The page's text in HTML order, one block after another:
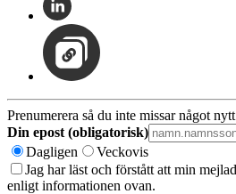
Prenumerera så du inte missar något
Din epost (obligatorisk)
Dagligen
Veckovis
Jag har läst och förstått att min
enligt informationen ovan.